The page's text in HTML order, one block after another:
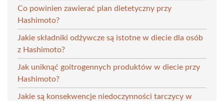
Co powinien zawierać plan dietetyczny przy
Hashimoto?
Jakie składniki odżywcze są istotne w diecie dla osób
z Hashimoto?
Jak uniknąć goitrogennych produktów w diecie przy
Hashimoto?
Jakie są konsekwencje niedoczynności tarczycy w